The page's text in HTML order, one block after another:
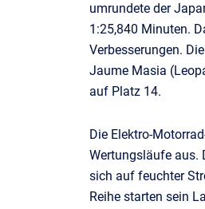
umrundete der
1:25,840 Minuten.
Verbesserungen.
Jaume Masia
auf Platz 14.
Die Elektro-
Wertungsläufe aus.
sich auf feuchter
Reihe starten sein